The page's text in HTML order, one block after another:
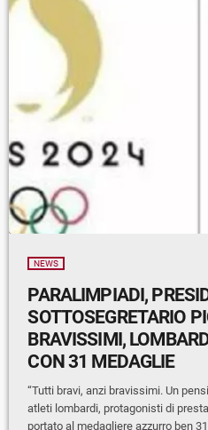
NEWS
PARALIMPIADI,
SOTTOSEGRETARIO
BRAVISSIMI,
CON 31 MEDAGLIE
“Tutti bravi, anzi bravissimi. Un
atleti lombardi, protagonisti di
portato al medagliere azzurro ben